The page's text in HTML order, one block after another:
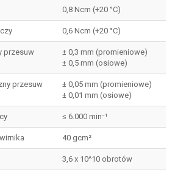
0,8 Ncm (+20 °C)
0,6 Ncm (+20 °C)
przesuw
± 0,3 mm (promieniowe)
± 0,5 mm (osiowe)
przesuw
± 0,05 mm (promieniowe)
± 0,01 mm (osiowe)
≤ 6.000 min⁻¹
40 gcm²
3,6 x 10^10 obrotów